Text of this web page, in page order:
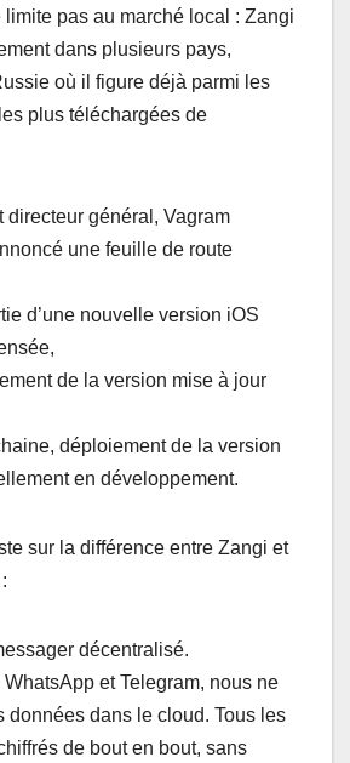
limite pas au marché local : Zangi
dans plusieurs pays,
où il figure déjà parmi les
plus téléchargées de
directeur général, Vagram
une feuille de route
d’une nouvelle version iOS
de la version mise à jour
déploiement de la version
en développement.
sur la différence entre Zangi et
décentralisé.
et Telegram, nous ne
données dans le cloud. Tous les
de bout en bout, sans